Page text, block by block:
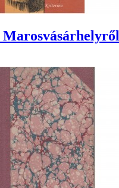
Marosvásárhelyről